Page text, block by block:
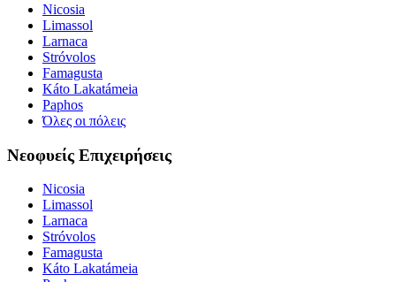
Nicosia
Limassol
Larnaca
Stróvolos
Famagusta
Káto Lakatámeia
Paphos
Όλες οι πόλεις
Νεοφυείς Επιχειρήσεις
Nicosia
Limassol
Larnaca
Stróvolos
Famagusta
Káto Lakatámeia